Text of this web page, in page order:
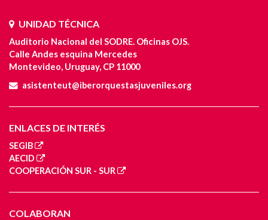
UNIDAD TÉCNICA
Auditorio Nacional del SODRE. Oficinas OJS.
Calle Andes esquina Mercedes
Montevideo, Uruguay, CP 11000
asistenteut@iberorquestasjuveniles.org
ENLACES DE INTERÉS
SEGIB
AECID
COOPERACIÓN SUR - SUR
COLABORAN